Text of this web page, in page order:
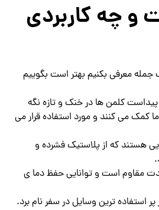
و چه کاربردی
جمله معرفی بکنیم بهتر است بگوییم
کلمن ها در خنک و تازه نگه
کمک می کنند و مورد استفاده قرار می
هستند که از پلاستیک فشرده و
مقاوم است و توانایی حفظ دما ی
استفاده ترین وسایل در سفر نام برد.